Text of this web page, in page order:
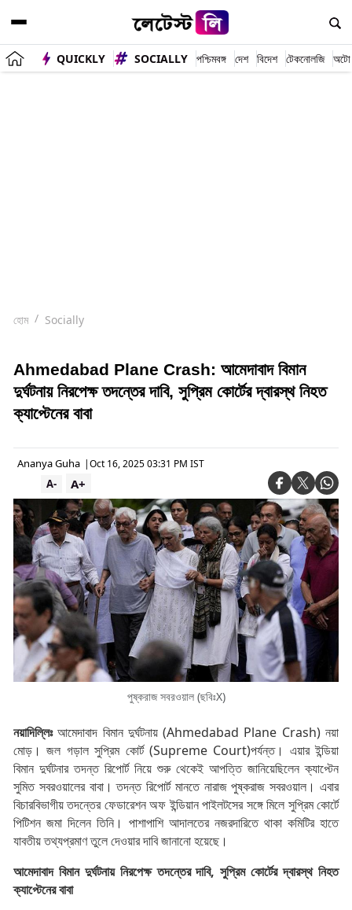
QUICKLY SOCIALLY পশ্চিমবঙ্গ দেশ বিদেশ টেকনোলজি অটো
হোম Socially
Ahmedabad Plane Crash: আমেদাবাদ বিমান
দুর্ঘটনায় নিরপেক্ষ তদন্তের দাবি, সুপ্রিম কোর্টের দ্বারস্থ নিহত
ক্যাপ্টেনের বাবা
Ananya Guha |Oct 16, 2025 03:31 PM IST
A+
A-
পুষ্করাজ সবরওয়াল (ছবিঃX)
নয়াদিল্লিঃ আমেদাবাদ বিমান দুর্ঘটনায়(Ahmedabad Plane Crash)নয়া
মোড় । জল গড়াল সুপ্রিম কোর্ট(Supreme Court)পর্যন্ত। এয়ার ইন্ডিয়া
বিমান দুর্ঘটনার তদন্ত রিপোর্ট নিয়ে শুরু থেকেই আপত্তি জানিয়েছিলেন ক্যাপ্টেন
সুমিত সবরওয়ালের বাবা। তদন্ত রিপোর্ট মানতে নারাজ পুষ্করাজ সবরওয়াল । এবার
বিচারবিভাগীয় তদন্তেরফেডারেশন অফ ইন্ডিয়ান পাইলটসের সঙ্গে মিলে সুপ্রিম কোর্টে
পিটিশন জমা দিলেন তিনি । পাশাপাশি আদালতের নজরদারিতে থাকা কমিটির হাতে
যাবতীয়তথ্যপ্রমাণতুলেদেওয়ারদাবিজানানোহয়েছে।
আমেদাবাদ বিমান দুর্ঘটনায় নিরপেক্ষ তদন্তের দাবি, সুপ্রিম কোর্টের দ্বারস্থ নিহত
ক্যাপ্টেনের বাবা